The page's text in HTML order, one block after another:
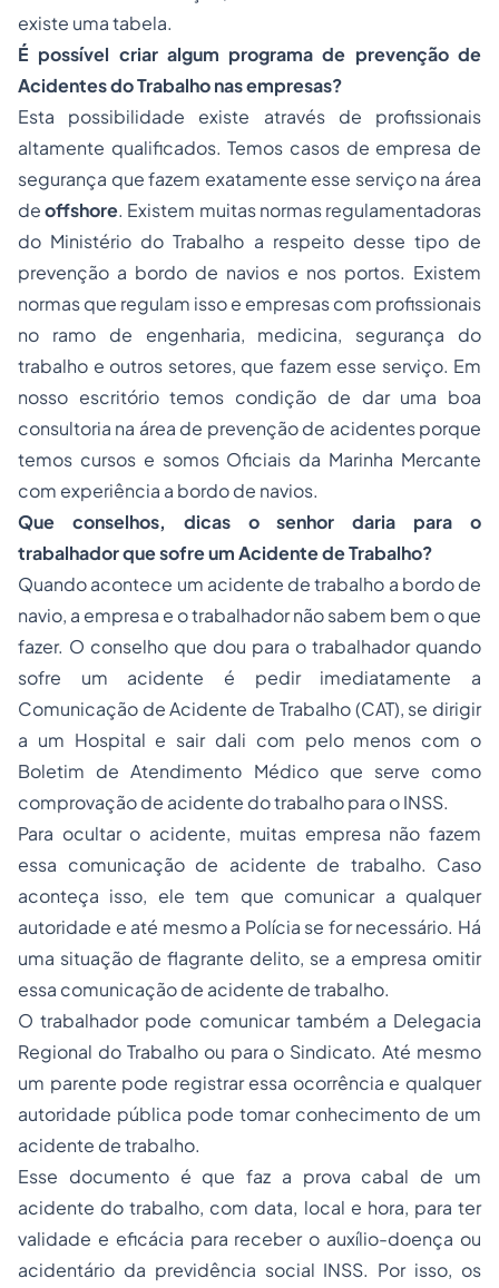
existe uma tabela.
É possível criar algum programa de prevenção de
Acidentes do Trabalho nas empresas?
Esta possibilidade existe através de profissionais
altamente qualificados. Temos casos de empresa de
segurança que fazem exatamente esse serviço na área
deoffshore. Existem muitas normas regulamentadoras
do Ministério do Trabalho a respeito desse tipo de
prevenção a bordo de navios e nos portos. Existem
normas que regulam isso e empresas com profissionais
no ramo de engenharia, medicina, segurança do
trabalho e outros setores, que fazem esse serviço. Em
nosso escritório temos condição de dar uma boa
consultoria na área de prevenção de acidentes porque
temos cursos e somos Oficiais da Marinha Mercante
com experiência a bordo de navios.
Que conselhos, dicas o senhor daria para o
trabalhador que sofre um Acidente de Trabalho?
Quando acontece um acidente de trabalho a bordo de
navio, a empresa e o trabalhador não sabem bem o que
fazer. O conselho que dou para o trabalhador quando
sofre um acidente é pedir imediatamente a
Comunicação de Acidente de Trabalho (CAT), se dirigir
a um Hospital e sair dali com pelo menos com o
Boletim de Atendimento Médico que serve como
comprovação de acidente do trabalho para o INSS.
Para ocultar o acidente, muitas empresa não fazem
essa comunicação de acidente de trabalho. Caso
aconteça isso, ele tem que comunicar a qualquer
autoridade e até mesmo a Polícia se for necessário. Há
uma situação de flagrante delito, se a empresa omitir
essa comunicação de acidente de trabalho.
O trabalhador pode comunicar também a Delegacia
Regional do Trabalho ou para o Sindicato. Até mesmo
um parente pode registrar essa ocorrência e qualquer
autoridade pública pode tomar conhecimento de um
acidente de trabalho.
Esse documento é que faz a prova cabal de um
acidente do trabalho, com data, local e hora, para ter
validade e eficácia para receber o auxílio-doença ou
acidentário da previdência social INSS. Por isso, os